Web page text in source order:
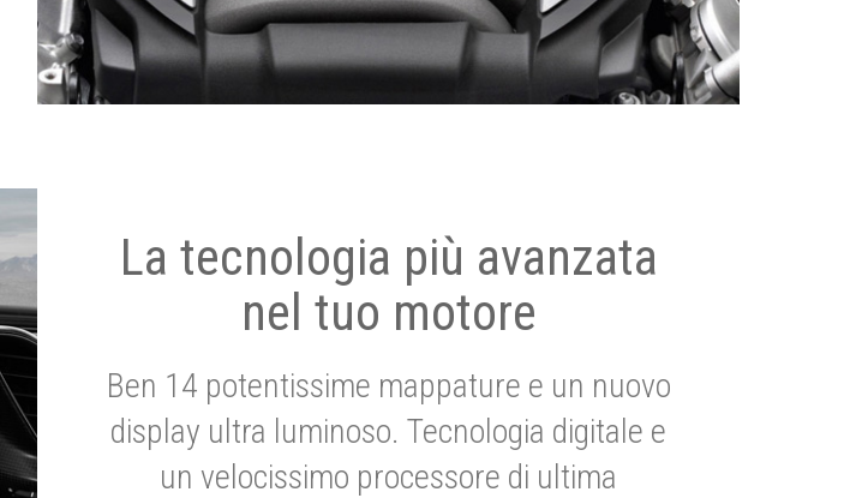
La tecnologia più avanzata
nel tuo motore
Ben 14 potentissime mappature e un nuovo
display ultra luminoso. Tecnologia digitale e
un velocissimo processore di ultima